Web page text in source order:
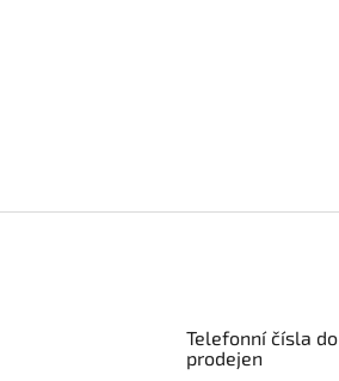
Telefonní čísla do
prodejen